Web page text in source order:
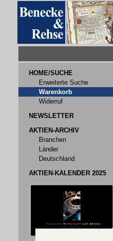
HOME/SUCHE
Erweiterte Suche
Warenkorb
Widerruf
NEWSLETTER
AKTIEN-ARCHIV
Branchen
Länder
Deutschland
AKTIEN-KALENDER 2025